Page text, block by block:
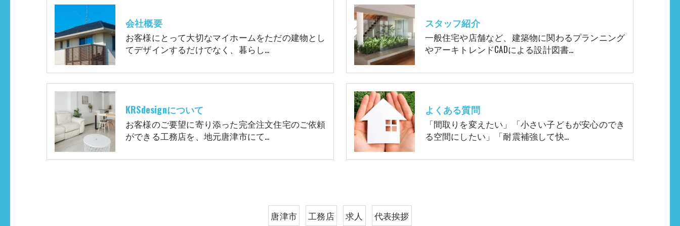
会社概要
お客様にとって大切なマイホームをただの建物とし
てデザインするだけでなく、暮らし…
スタッフ紹介
一般住宅や店舗など、建築物に関わるプランニング
やアーキトレンドCADによる設計図書…
KRSdesignについて
お客様のご要望に寄り添った完全注文住宅のご依頼
ができる工務店を、地元唐津市にて…
よくある質問
「間取りを変えたい」「小さい子どもが安心のでき
る空間にしたい」「耐震補強して快…
唐津市 工務店 求人 代表挨拶